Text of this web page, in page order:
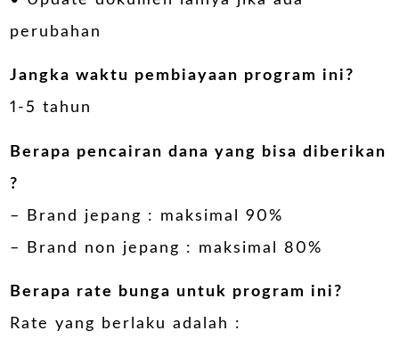
perubahan
Jangka waktu pembiayaan program ini?
1-5 tahun
Berapa pencairan dana yang bisa diberikan
?
– Brand jepang : maksimal 90%
– Brand non jepang : maksimal 80%
Berapa rate bunga untuk program ini?
Rate yang berlaku adalah :